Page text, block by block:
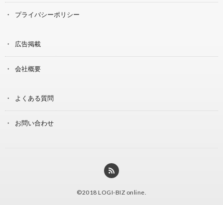
プライバシーポリシー
広告掲載
会社概要
よくある質問
お問い合わせ
©2018 LOGI-BIZ online